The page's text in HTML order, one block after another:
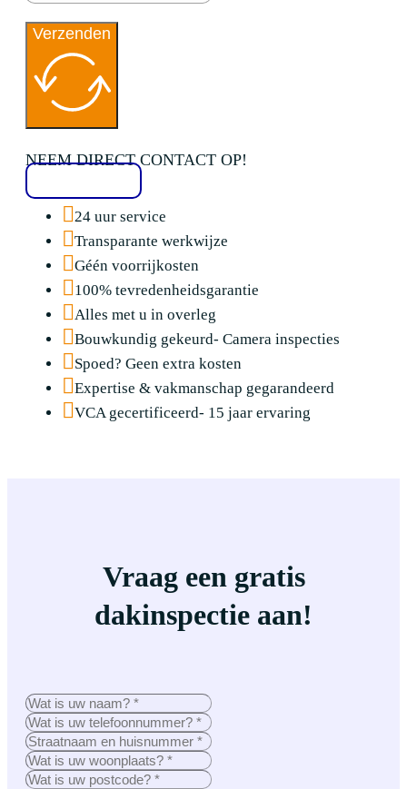
Verzenden
NEEM DIRECT CONTACT OP!
24 uur service
Transparante werkwijze
Géén voorrijkosten
100% tevredenheidsgarantie
Alles met u in overleg
Bouwkundig gekeurd- Camera inspecties
Spoed? Geen extra kosten
Expertise & vakmanschap gegarandeerd
VCA gecertificeerd- 15 jaar ervaring
Vraag een gratis
dakinspectie aan!